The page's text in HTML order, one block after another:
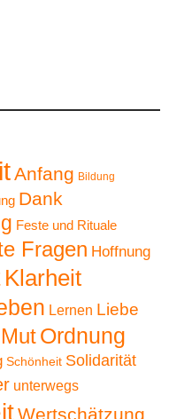
Anfang Bildung
Dank
Feste und Rituale
Fragen Hoffnung
Klarheit
Lernen Liebe
MutOrdnung
Schönheit Solidarität
unterwegs
Wertschätzung